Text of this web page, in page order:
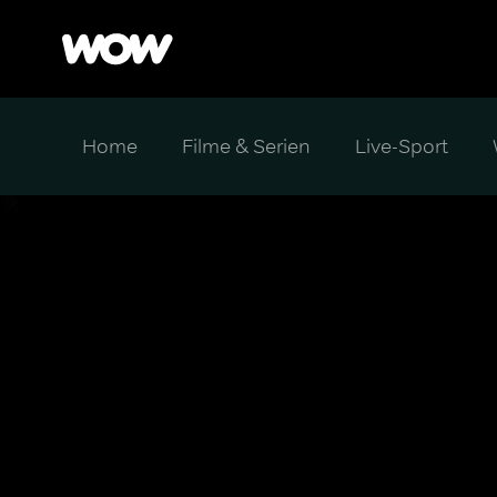
Home Filme & Serien Live-Sport